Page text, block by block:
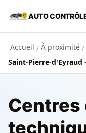
Aller au contenu
AUTO
Accueil / À proximité /
Saint-Pierre-d'Eyraud
Centres